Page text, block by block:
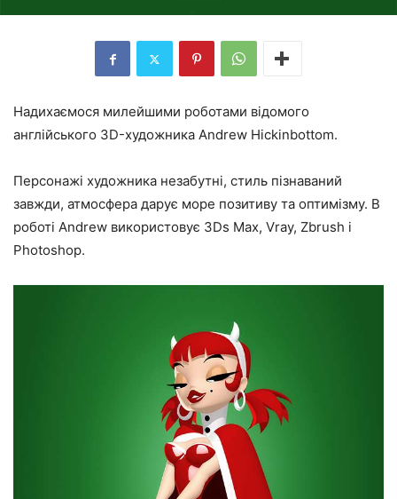
Надихаємося милейшими роботами відомого
англійського 3D-художника Andrew Hickinbottom.
Персонажі художника незабутні, стиль пізнаваний
завжди, атмосфера дарує море позитиву та оптимізму. В
роботі Andrew використовує 3Ds Max, Vray, Zbrush і
Photoshop.